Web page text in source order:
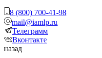
8 (800) 700-41-98
mail@iamlp.ru
Телеграмм
Вконтакте
назад